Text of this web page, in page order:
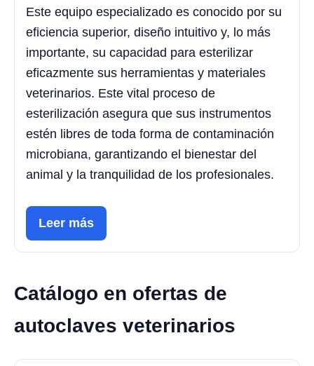
Este equipo especializado es conocido por su
eficiencia superior, diseño intuitivo y, lo más
importante, su capacidad para esterilizar
eficazmente sus herramientas y materiales
veterinarios. Este vital proceso de
esterilización asegura que sus instrumentos
estén libres de toda forma de contaminación
microbiana, garantizando el bienestar del
animal y la tranquilidad de los profesionales.
Leer más
Catálogo en ofertas de
autoclaves veterinarios